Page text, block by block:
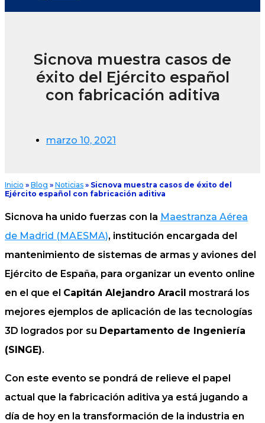
Sicnova muestra casos de
éxito del Ejército español
con fabricación aditiva
marzo 10, 2021
Inicio » Blog » Noticias » Sicnova muestra casos de éxito del
Ejército español con fabricación aditiva
Sicnova ha unido fuerzas con la Maestranza Aérea
de Madrid (MAESMA), institución encargada del
mantenimiento de sistemas de armas y aviones del
Ejército de España, para organizar un evento online
en el que el Capitán Alejandro Aracil mostrará los
mejores ejemplos de aplicación de las tecnologías
3D logrados por su Departamento de Ingeniería
(SINGE).
Con este evento se pondrá de relieve el papel
actual que la fabricación aditiva ya está jugando a
día de hoy en la transformación de la industria en